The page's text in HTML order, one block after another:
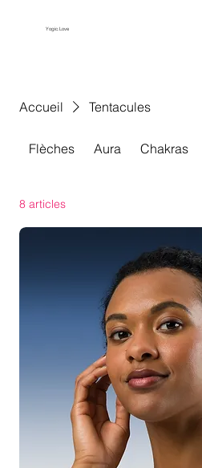
Yogic.Love
Accueil Tentacules
Flèches Aura Chakras
8 articles